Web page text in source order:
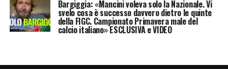
Bargiggia: «Mancini voleva solo la Nazionale. Vi
svelo cosa è successo davvero dietro le quinte
della FIGC. Campionato Primavera male del
calcio italiano» ESCLUSIVA e VIDEO